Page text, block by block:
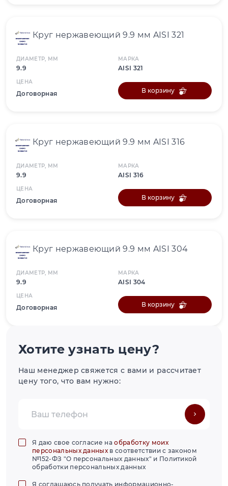
Круг нержавеющий 9.9 мм AISI 321
ДИАМЕТР, ММ
9.9
МАРКА
AISI 321
ЦЕНА
Договорная В корзину
Круг нержавеющий 9.9 мм AISI 316
ДИАМЕТР, ММ
9.9
МАРКА
AISI 316
ЦЕНА
Договорная В корзину
Круг нержавеющий 9.9 мм AISI 304
ДИАМЕТР, ММ
9.9
МАРКА
AISI 304
ЦЕНА
Договорная В корзину
Хотите узнать цену?
Наш менеджер свяжется с вами и рассчитает
цену того, что вам нужно:
Я даю свое согласие наобработку моих
персональных данныхв соответствии с законом
№152-ФЗ "О персональных данных" и Политикой
обработки персональных данных
Я соглашаюсь получать информационно-